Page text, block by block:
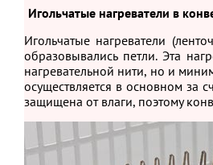
Игольчатые нагреватели в
Игольчатые нагреватели
образовывались петли. Эта
нагревательной нити, но и
осуществляется в основном за
защищена от влаги, поэтому